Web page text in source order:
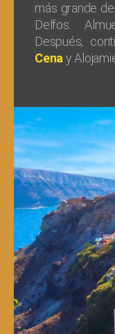
más grande
Delfos.
Después,
Cena y